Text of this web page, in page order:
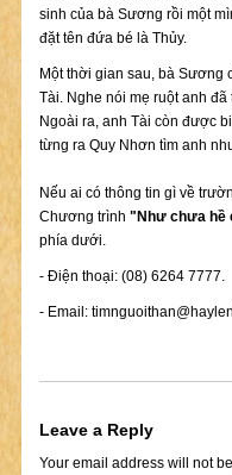
sinh của bà Sương rồi một
đặt tên đứa bé là Thủy.
Một thời gian sau, bà Sương
Tài. Nghe nói mẹ ruột anh
Ngoài ra, anh Tài còn được
từng ra Quy Nhơn tìm anh
Nếu ai có thông tin gì về
Chương trình "Như chưa hề
phía dưới.
- Điện thoại: (08) 6264 7777.
- Email:
Leave a Reply
Your email address will not